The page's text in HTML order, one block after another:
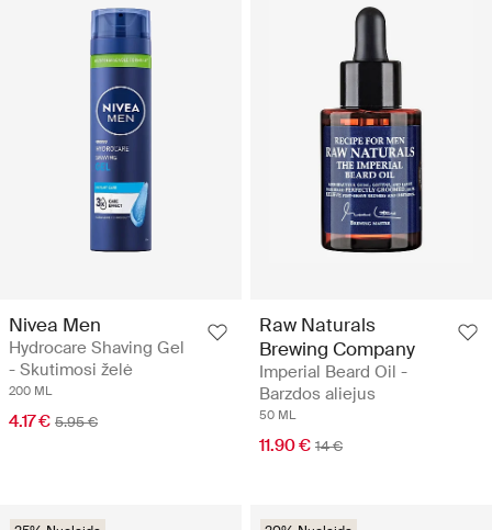
Nivea Men
Hydrocare Shaving Gel
- Skutimosi želė
200 ML
4.17 € 5.95 €
Raw Naturals
Brewing Company
Imperial Beard Oil -
Barzdos aliejus
50 ML
11.90 € 14 €